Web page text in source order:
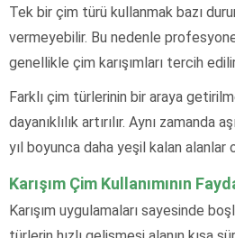
Tek bir çim türü kullanmak bazı
vermeyebilir. Bu nedenle
genellikle çim karışımları tercih
Farklı çim türlerinin bir araya
dayanıklılık artırılır. Aynı zamanda
yıl boyunca daha yeşil kalan alanlar
Karışım Çim Kullanımının
Karışım uygulamaları sayesinde